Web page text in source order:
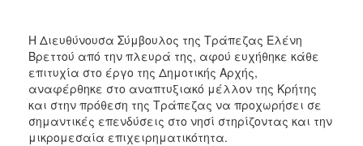
Η Διευθύνουσα Σύμβουλος της Τράπεζας Ελένη
Βρεττού από την πλευρά της, αφού ευχήθηκε κάθε
επιτυχία στο έργο της Δημοτικής Αρχής,
αναφέρθηκε στο αναπτυξιακό μέλλον της Κρήτης
και στην πρόθεση της Τράπεζας να προχωρήσει σε
σημαντικές επενδύσεις στο νησί στηρίζοντας και την
μικρομεσαία επιχειρηματικότητα.